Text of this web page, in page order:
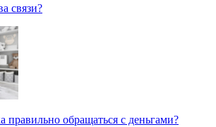
связи?
правильно обращаться с деньгами?